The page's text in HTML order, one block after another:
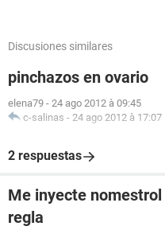
Discusiones similares
pinchazos en ovario
elena79 - 24 ago 2012 à 09:45
c-salinas - 24 ago 2012 à 17:07
2 respuestas
Me inyecte
regla